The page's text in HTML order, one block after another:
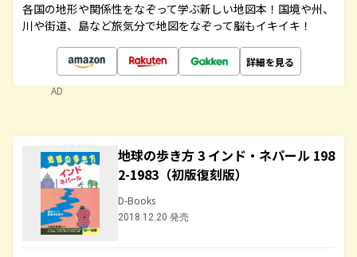
各国の地形や関係性をなぞって学ぶ新しい地図本！国境や州、
川や街道、島など旅気分で地図をなぞって脳もイキイキ！
詳細を見る
AD
地球の歩き方 3 インド・ネパール 198
2-1983（初版復刻版）
D-Books
2018.12.20 発売